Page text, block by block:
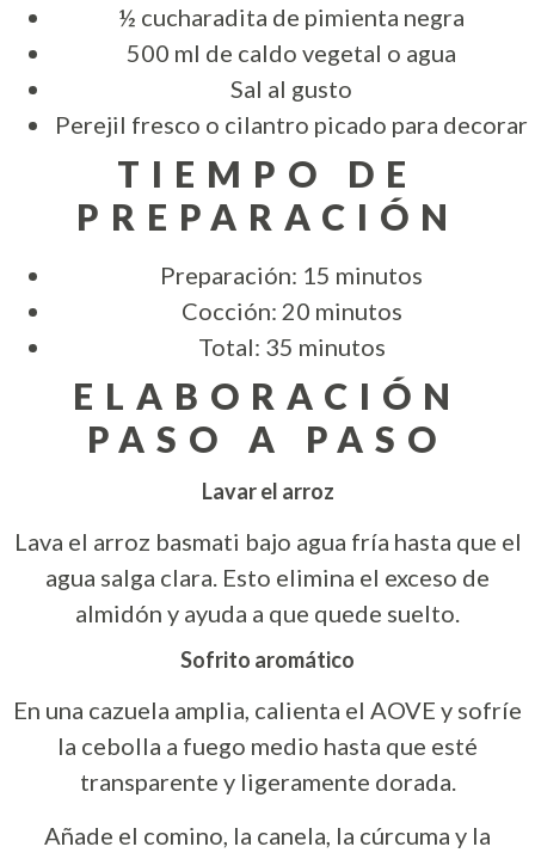
½ cucharadita de pimienta negra
500 ml de caldo vegetal o agua
Sal al gusto
Perejil fresco o cilantro picado para decorar
TIEMPO DE
PREPARACIÓN
Preparación: 15 minutos
Cocción: 20 minutos
Total: 35 minutos
ELABORACIÓN
PASO A PASO
Lavar el arroz
Lava el arroz basmati bajo agua fría hasta que el
agua salga clara. Esto elimina el exceso de
almidón y ayuda a que quede suelto.
Sofrito aromático
En una cazuela amplia, calienta el AOVE y sofríe
la cebolla a fuego medio hasta que esté
transparente y ligeramente dorada.
Añade el comino, la canela, la cúrcuma y la